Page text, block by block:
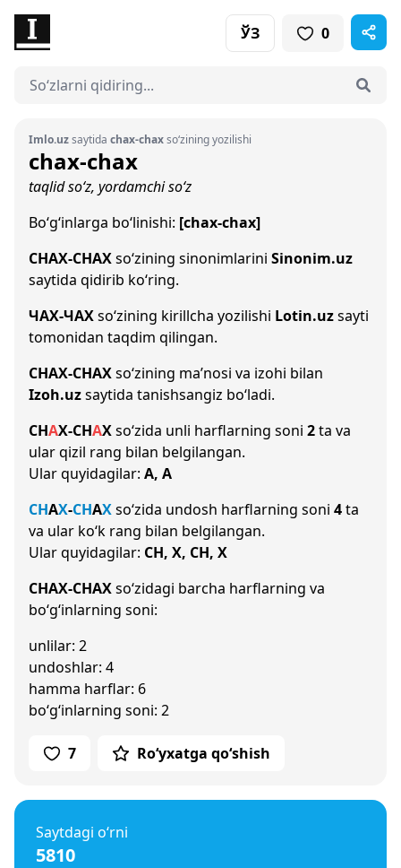
ЎЗ 0
Imlo.uzsaytida chax-chaxso‘zining yozilishi
chax-chax
taqlid so‘z, yordamchi so‘z
Bo‘g‘inlarga bo‘linishi: [chax-chax]
CHAX-CHAXso‘zining sinonimlarini Sinonim.uz
saytida qidirib ko‘ring.
ЧАХ-ЧАХso‘zining kirillcha yozilishi Lotin.uzsayti
tomonidan taqdim qilingan.
CHAX-CHAXso‘zining ma’nosi va izohi bilan
Izoh.uzsaytida tanishsangiz bo‘ladi.
CHAX-CHAXso‘zida unli harflarning soni 2ta va
ular qizil rang bilan belgilangan.
Ular quyidagilar: A, A
CHAX-CHAXso‘zida undosh harflarning soni 4ta
va ular ko‘k rang bilan belgilangan.
Ular quyidagilar: CH, X, CH, X
CHAX-CHAXso‘zidagi barcha harflarning va
bo‘g‘inlarning soni:
unlilar: 2
undoshlar: 4
hamma harflar: 6
bo‘g‘inlarning soni: 2
7 Ro‘yxatga qo‘shish
Saytdagi o‘rni
5810